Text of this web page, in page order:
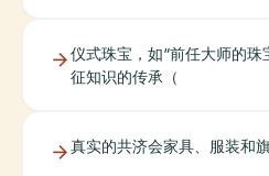
仪式珠宝，如“前任大师的珠
征知识的传承（
真实的共济会家具、服装和旗